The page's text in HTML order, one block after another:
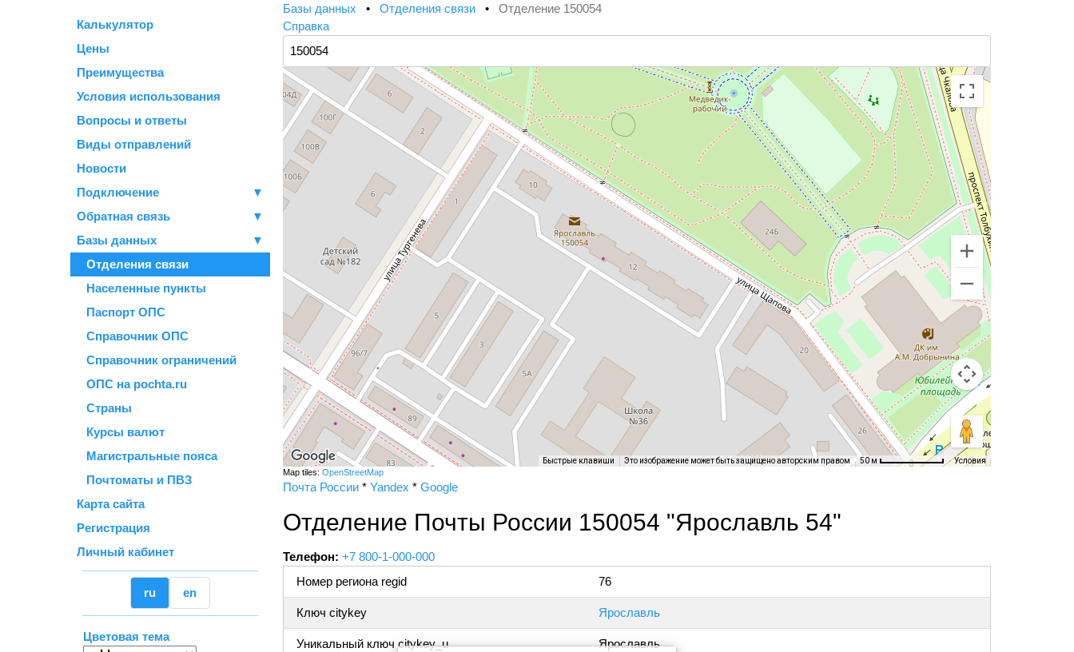
Калькулятор
Цены
Преимущества
Условия использования
Вопросы и ответы
Виды отправлений
Новости
Подключение
▼
Обратная связь
▼
Базы данных
▼
Отделения связи
Населенные пункты
Паспорт ОПС
Справочник ОПС
Справочник ограничений
ОПС на pochta.ru
Страны
Курсы валют
Магистральные пояса
Почтоматы и ПВЗ
Карта сайта
Регистрация
Личный кабинет
ru en
Цветовая тема
Базы данных • Отделения связи • Отделение 150054
Справка
Быстрые клавиши Это изображение может быть защищено авторским правом 50 м Условия
Map tiles: OpenStreetMap
Почта России * Yandex * Google
Отделение Почты России 150054 "Ярославль 54"
Телефон: +7 800-1-000-000
Номер региона regid
76
Ключ citykey Ярославль
Уникальный ключ citykey_u Ярославль